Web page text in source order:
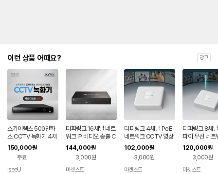
이런 상품 어때요? 광고
스카이렉스 500만화
소 CCTV 녹화기 4채
널 SKYREX DVR
150,000원
무료
iseeU
티피링크 16채널 네트
워크 IP 비디오 송출 C
CTV 비디오녹화기 VI
GI NVR1016H
144,000원
3,000원
마켓스트
티피링크 4채널 PoE
네트워크 CCTV 영상
비디오 녹화기 VIGI N
VR1104H-4P
102,000원
3,000원
마켓스트
티피링크 8채
파이 무선 네트
CTV 비디오
GI
120,000원
3,000원
마켓스트